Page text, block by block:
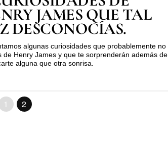
JAMES QUE TAL
DESCONOCÍAS.
algunas curiosidades que probablemente no
de Henry James y que te sorprenderán además de
alguna que otra sonrisa.
1 2